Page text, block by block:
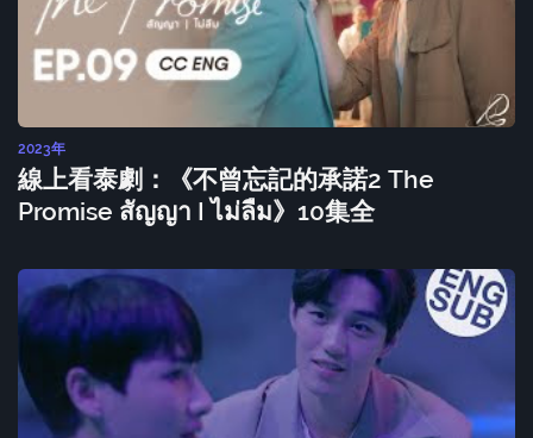
2023年
線上看泰劇：《不曾忘記的承諾2 The
Promise สัญญา I ไม่ลืม》10集全